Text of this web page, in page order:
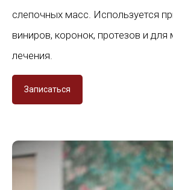
слепочных масс. Используется
виниров, коронок, протезов и
лечения.
Записаться